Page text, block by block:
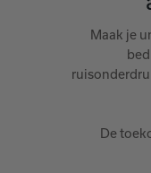
Maak je
De